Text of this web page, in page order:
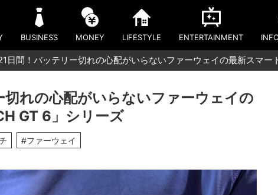
BUSINESS MONEY LIFESTYLE ENTERTAINMENT
日間！バッテリー切れの心配がいらないファーウェイの最新スマ
れの心配がいらないファーウェイの
GT 6」シリーズ
#ファーウェイ